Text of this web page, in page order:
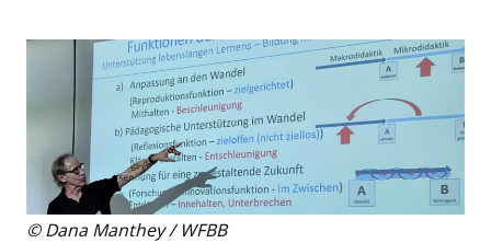
© Dana Manthey / WFBB